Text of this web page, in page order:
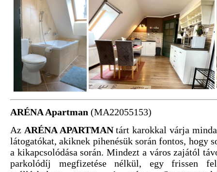
ARÉNA Apartman (MA22055153)
Az ARÉNA APARTMANtárt karokkal várja
látogatókat, akiknek pihenésük során fontos, hogy
a kikapcsolódása során. Mindezt a város zajától
parkolódíj megfizetése nélkül, egy frissen